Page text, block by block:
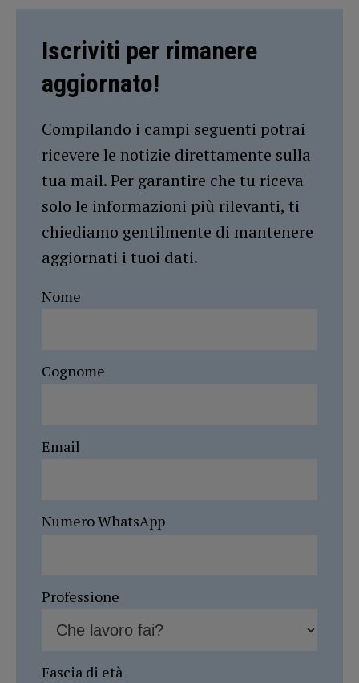
Iscriviti per rimanere
aggiornato!
Compilando i campi seguenti potrai
ricevere le notizie direttamente sulla
tua mail. Per garantire che tu riceva
solo le informazioni più rilevanti, ti
chiediamo gentilmente di mantenere
aggiornati i tuoi dati.
Nome
Cognome
Email
Numero WhatsApp
Professione
Fascia di età